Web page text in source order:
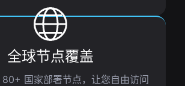
全球节点覆盖
国家部署节点，让您自由访问